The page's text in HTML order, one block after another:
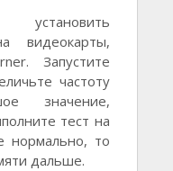
видеокарты,
Запустите
частоту
значение,
тест на
нормально, то
дальше.